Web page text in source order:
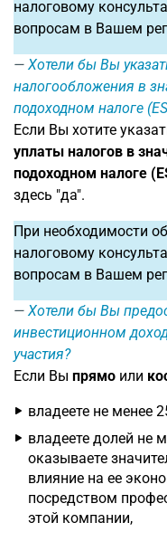
налоговому
вопросам в Вашем
Хотели бы Вы
налогообложения в
подоходном налоге
Если Вы хотите
уплаты налогов в
подоходном налоге
здесь "да".
При необходимости
налоговому
вопросам в Вашем
Хотели бы Вы
инвестиционном
участия?
Если Вы прямо или
владеете не менее
владеете долей не
оказываете
влияние на ее
посредством
этой компании,